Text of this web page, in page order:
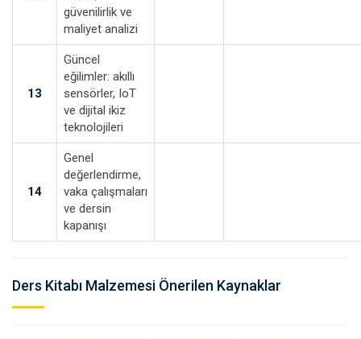
güvenilirlik ve
maliyet analizi
13
Güncel
eğilimler: akıllı
sensörler, IoT
ve dijital ikiz
teknolojileri
14
Genel
değerlendirme,
vaka çalışmaları
ve dersin
kapanışı
Ders Kitabı Malzemesi Önerilen Kaynaklar